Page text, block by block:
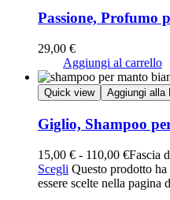
Passione, Profumo
29,00 €
Aggiungi al carrello
Quick view Aggiungi alla
Giglio, Shampoo
15,00 € - 110,00 €Fascia
Scegli Questo prodotto
essere scelte nella pagina